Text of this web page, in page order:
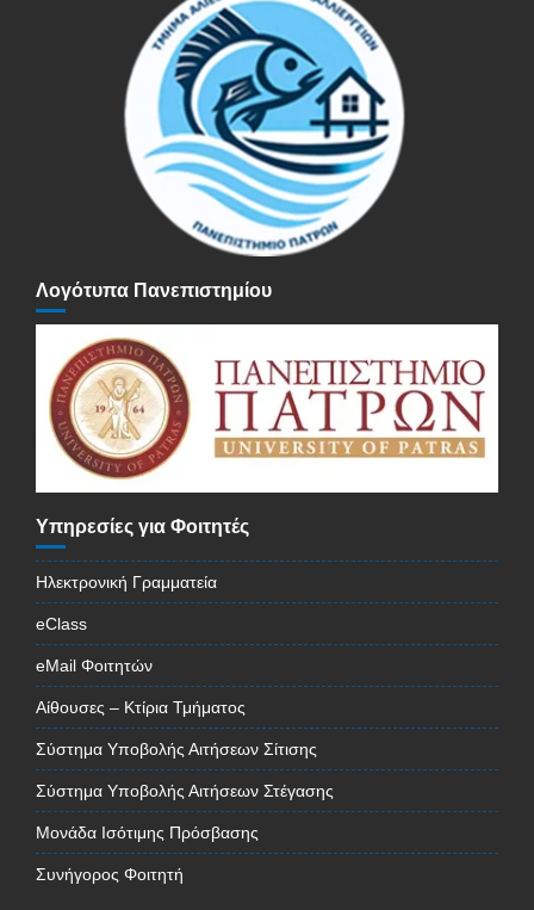
Λογότυπα Πανεπιστημίου
Υπηρεσίες για Φοιτητές
Ηλεκτρονική Γραμματεία
eClass
eMail Φοιτητών
Αίθουσες – Κτίρια Τμήματος
Σύστημα Υποβολής Αιτήσεων Σίτισης
Σύστημα Υποβολής Αιτήσεων Στέγασης
Μονάδα Ισότιμης Πρόσβασης
Συνήγορος Φοιτητή